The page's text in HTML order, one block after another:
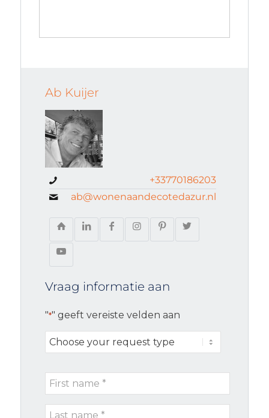
Ab Kuijer
+33770186203
ab@wonenaandecotedazur.nl
Vraag informatie aan
"*" geeft vereiste velden aan
Choose
your
type
First
name
Last